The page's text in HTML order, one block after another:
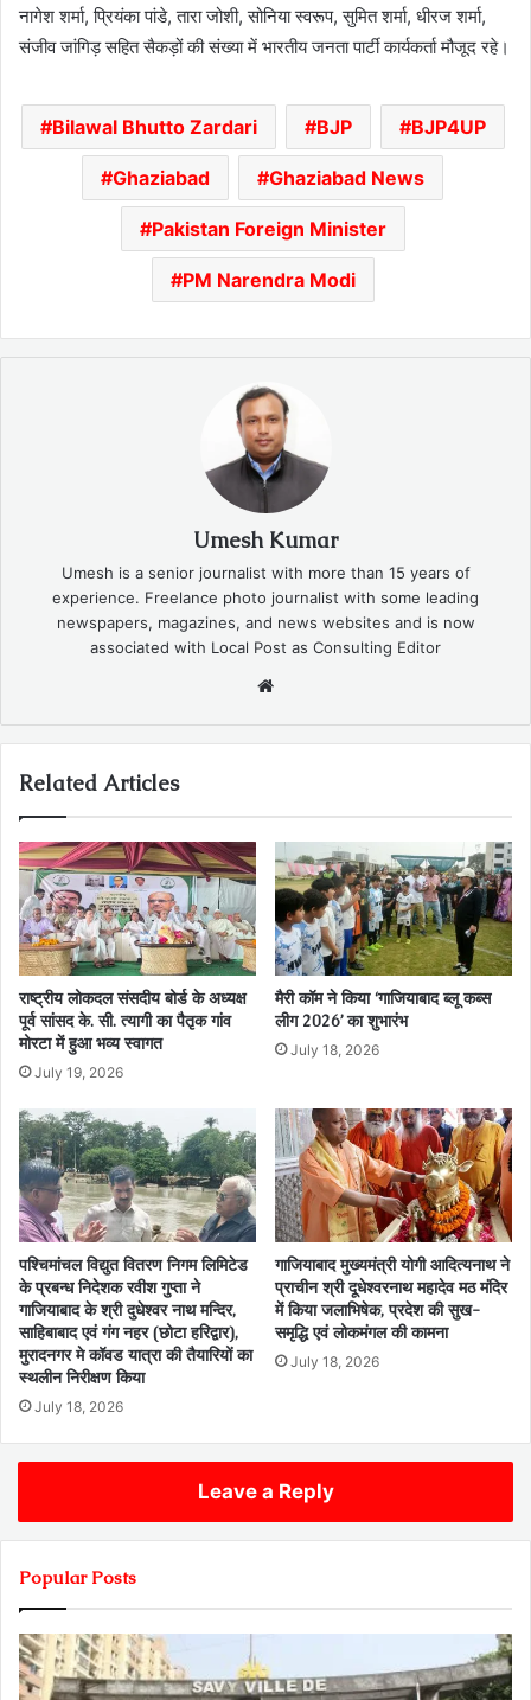
नागेश शर्मा, प्रियंका पांडे, तारा जोशी, सोनिया स्वरूप, सुमित शर्मा, धीरज शर्मा,
संजीव जांगिड़ सहित सैकड़ों की संख्या में भारतीय जनता पार्टी कार्यकर्ता मौजूद रहे।
Bilawal Bhutto Zardari BJP BJP4UP
Ghaziabad Ghaziabad News
Pakistan Foreign Minister
PM Narendra Modi
Umesh Kumar
Umesh is a senior journalist with more than 15 years of
experience. Freelance photo journalist with some leading
newspapers, magazines, and news websites and is now
associated with Local Post as Consulting Editor
Related Articles
राष्ट्रीय लोकदल संसदीय बोर्ड के अध्यक्ष
पूर्व सांसद के. सी. त्यागी का पैतृक गांव
मोरटा में हुआ भव्य स्वागत
July 19, 2026
मैरी कॉम ने किया ‘गाजियाबाद ब्लू कब्स
लीग 2026’ का शुभारंभ
July 18, 2026
पश्चिमांचल विद्युत वितरण निगम लिमिटेड
के प्रबन्ध निदेशक रवीश गुप्ता ने
गाजियाबाद के श्री दुधेश्वर नाथ मन्दिर,
साहिबाबाद एवं गंग नहर (छोटा हरिद्वार),
मुरादनगर मे कॉवड यात्रा की तैयारियों का
स्थलीन निरीक्षण किया
July 18, 2026
गाजियाबाद मुख्यमंत्री योगी आदित्यनाथ ने
प्राचीन श्री दूधेश्वरनाथ महादेव मठ मंदिर
में किया जलाभिषेक, प्रदेश की सुख-
समृद्धि एवं लोकमंगल की कामना
July 18, 2026
Leave a Reply
Popular Posts